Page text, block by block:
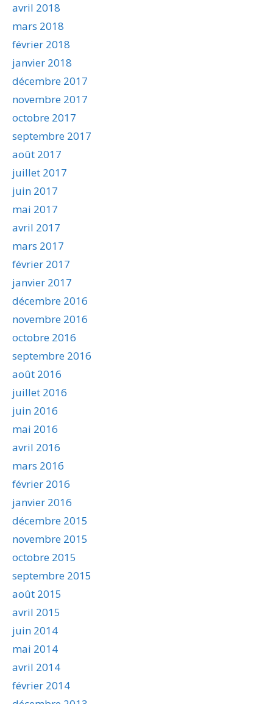
avril 2018
mars 2018
février 2018
janvier 2018
décembre 2017
novembre 2017
octobre 2017
septembre 2017
août 2017
juillet 2017
juin 2017
mai 2017
avril 2017
mars 2017
février 2017
janvier 2017
décembre 2016
novembre 2016
octobre 2016
septembre 2016
août 2016
juillet 2016
juin 2016
mai 2016
avril 2016
mars 2016
février 2016
janvier 2016
décembre 2015
novembre 2015
octobre 2015
septembre 2015
août 2015
avril 2015
juin 2014
mai 2014
avril 2014
février 2014